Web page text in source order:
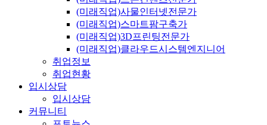
(미래직업)사물인터넷전문가
(미래직업)스마트팜구축가
(미래직업)3D프린팅전문가
(미래직업)클라우드시스템엔지니어
취업정보
취업현황
입시상담
입시상담
커뮤니티